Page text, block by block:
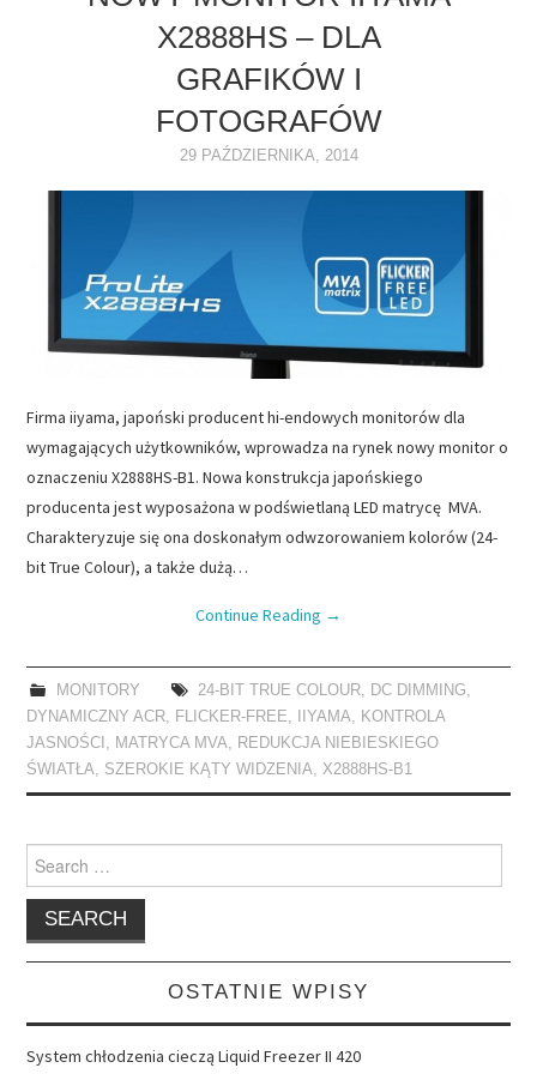
OPROGRAMOWANIE
X2888HS – DLA
GRAFIKÓW I
FOTOGRAFÓW
29 PAŹDZIERNIKA, 2014
Firma iiyama, japoński producent hi-endowych monitorów dla
wymagających użytkowników, wprowadza na rynek nowy monitor o
oznaczeniu X2888HS-B1. Nowa konstrukcja japońskiego
producenta jest wyposażona w podświetlaną LED matrycę MVA.
Charakteryzuje się ona doskonałym odwzorowaniem kolorów (24-
bit True Colour), a także dużą…
Continue Reading →
MONITORY 24-BIT TRUE COLOUR, DC DIMMING,
DYNAMICZNY ACR, FLICKER-FREE, IIYAMA, KONTROLA
JASNOŚCI , MATRYCA MVA, REDUKCJA NIEBIESKIEGO
ŚWIATŁA, SZEROKIE KĄTY WIDZENIA,X2888HS-B1
Search
for:
OSTATNIE WPISY
System chłodzenia cieczą Liquid Freezer II 420